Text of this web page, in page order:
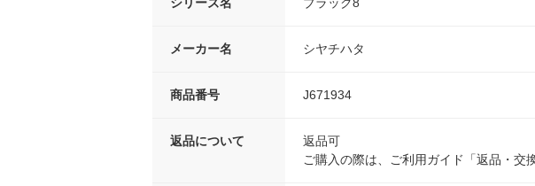
シリーズ名 ブラック8
メーカー名 シヤチハタ
商品番号 J671934
返品について
返品可
ご購入の際は、ご利用ガイド「返品・交